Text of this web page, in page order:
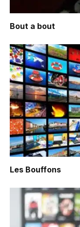
Bout a bout
Les Bouffons